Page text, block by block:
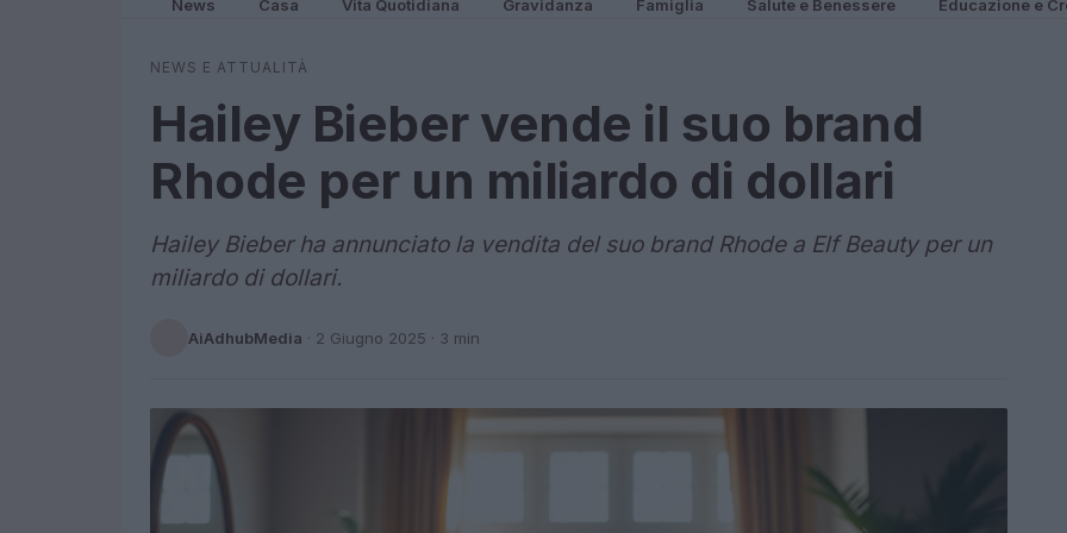
News Casa Vita Quotidiana Gravidanza Famiglia Salute e Benessere Educazione e
NEWS E ATTUALITÀ
Hailey Bieber vende il suo brand
Rhode per un miliardo di dollari
Hailey Bieber ha annunciato la vendita del suo brand Rhode a Elf Beauty per un
miliardo di dollari.
AiAdhubMedia · 2 Giugno 2025 · 3 min